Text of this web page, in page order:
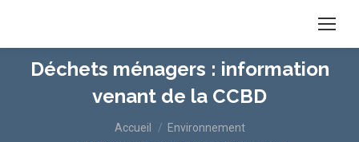
Déchets ménagers : information
venant de la CCBD
Accueil
Environnement